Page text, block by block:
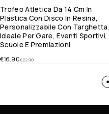
Trofeo Atletica Da 14 Cm In
Plastica Con Disco In Resina,
Personalizzabile Con Targhetta.
Ideale Per Gare, Eventi Sportivi,
Scuole E Premiazioni.
€22.90
€16.90